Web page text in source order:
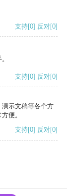
支持[0] 反对[0]
支持[0] 反对[0]
示文稿等各个方
便。
支持[0] 反对[0]